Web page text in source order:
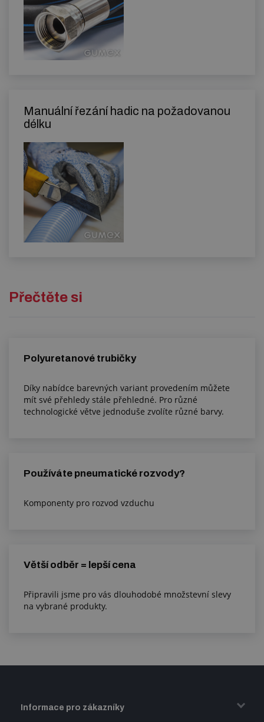
Manuální řezání hadic na požadovanou
délku
Přečtěte si
Polyuretanové trubičky
Díky nabídce barevných variant provedením můžete
mít své přehledy stále přehledné. Pro různé
technologické větve jednoduše zvolíte různé barvy.
Používáte pneumatické rozvody?
Komponenty pro rozvod vzduchu
Větší odběr = lepší cena
Připravili jsme pro vás dlouhodobé množstevní slevy
na vybrané produkty.
Informace pro zákazníky